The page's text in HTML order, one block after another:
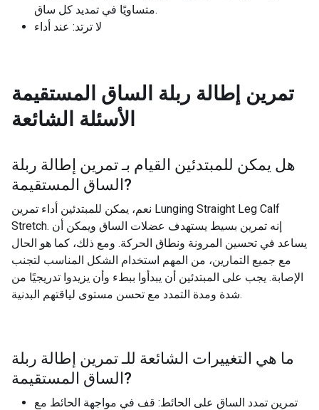
متساويًا في تمديد كل ساق.
لا ترتد: عند أداء
تمرين إطالة ربلة الساق المستقيمة
الأسئلة الشائعة
هل يمكن للمبتدئين القيام بـ تمرين إطالة ربلة
الساق المستقيمة?
نعم، يمكن للمبتدئين أداء تمرين Lunging Straight Leg Calf
Stretch. إنه تمرين بسيط يستهدف عضلات الساق ويمكن أن
يساعد في تحسين المرونة ونطاق الحركة. ومع ذلك، كما هو الحال
مع جميع التمارين، من المهم استخدام الشكل المناسب لتجنب
الإصابة. يجب على المبتدئين أن يبدأوا ببطء وأن يزيدوا تدريجيًا من
شدة ومدة التمدد مع تحسن مستوى لياقتهم البدنية.
ما هي التغييرات الشائعة للـ تمرين إطالة ربلة
الساق المستقيمة?
تمرين تمدد الساق على الحائط: قف في مواجهة الحائط مع